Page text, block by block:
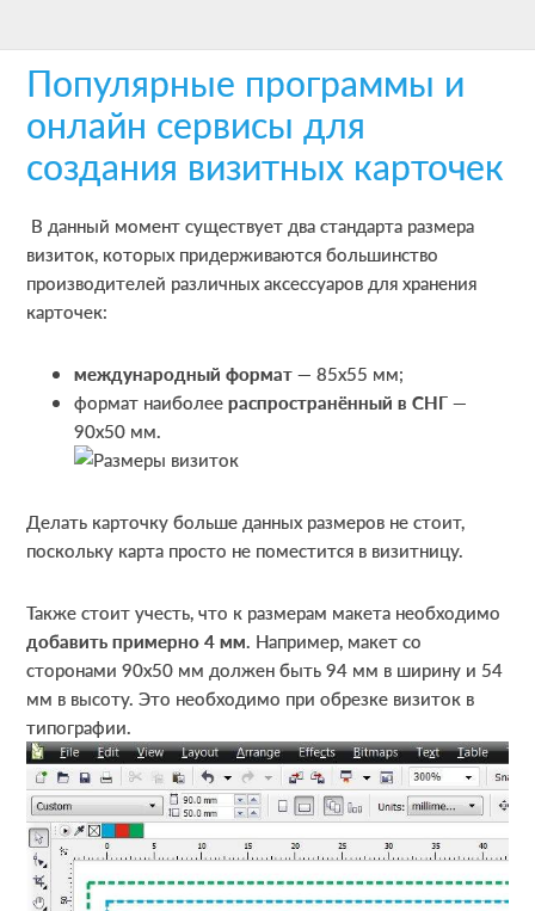
main
content
primary
sidebar
footerПопулярные программы и
онлайн сервисы для
создания визитных карточек
В данный момент существует два стандарта размера
визиток, которых придерживаются большинство
производителей различных аксессуаров для хранения
карточек:
международный формат— 85х55 мм;
формат наиболеераспространённый в СНГ—
90х50 мм.
Делать карточку больше данных размеров не стоит,
поскольку карта просто не поместится в визитницу.
Также стоит учесть, что к размерам макета необходимо
добавить примерно 4 мм. Например, макет со
сторонами 90х50 мм должен быть 94 мм в ширину и 54
мм в высоту. Это необходимо при обрезке визиток в
типографии.